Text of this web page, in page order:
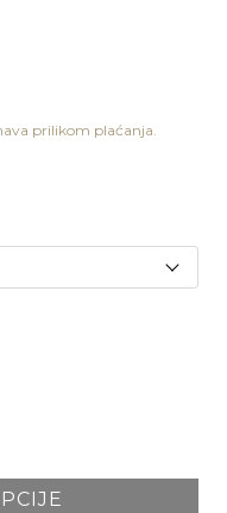
prilikom plaćanja.